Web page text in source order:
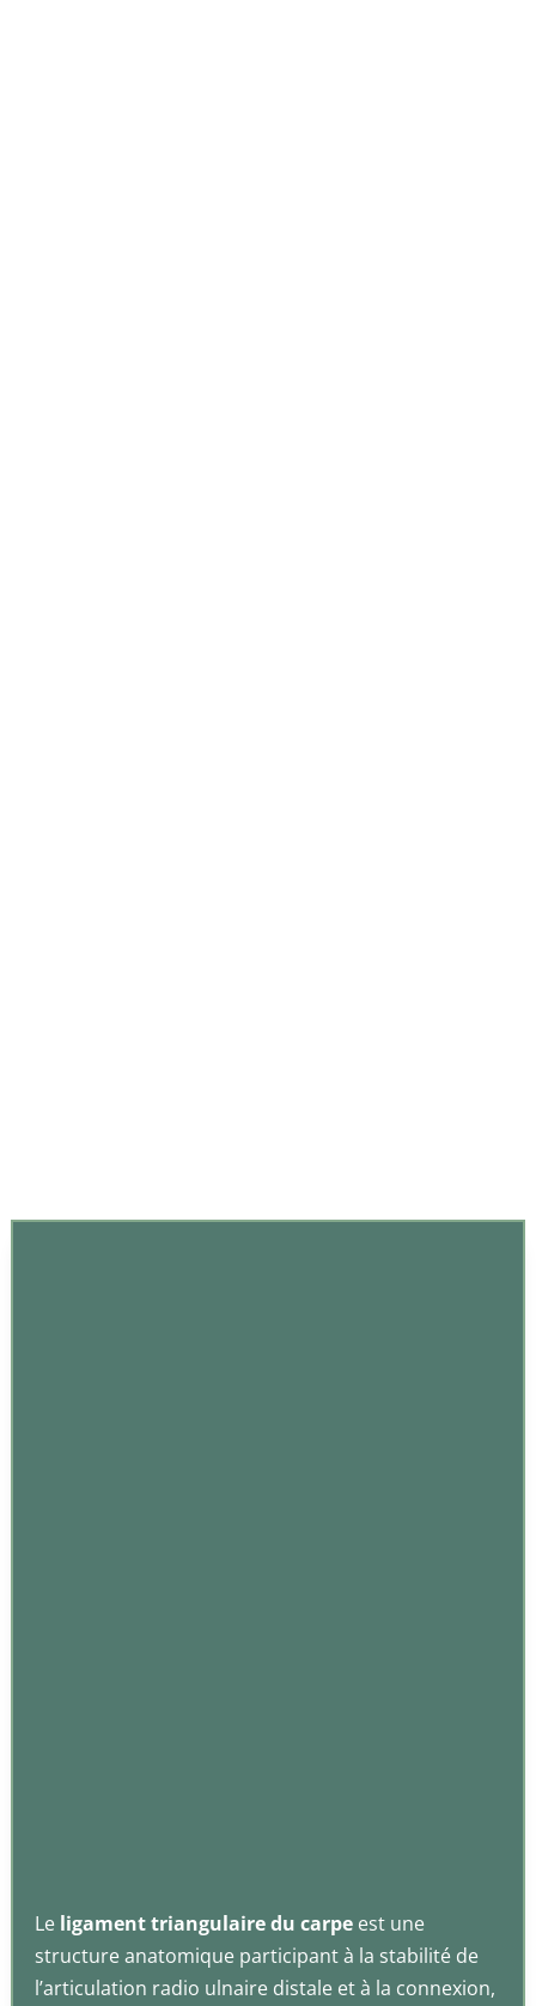
Le ligament triangulaire du carpeest une
structure anatomique participant à la stabilité de
l’articulation radio ulnaire distale et à la connexion,